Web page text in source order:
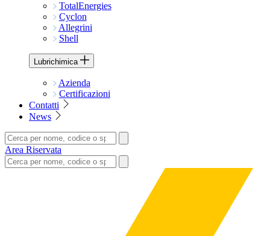
TotalEnergies
Cyclon
Allegrini
Shell
Lubrichimica
Azienda
Certificazioni
Contatti
News
Area Riservata